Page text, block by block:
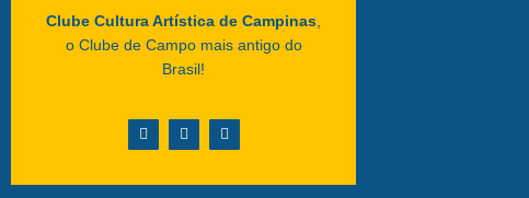
Clube Cultura Artística de Campinas,
o Clube de Campo mais antigo do
Brasil!